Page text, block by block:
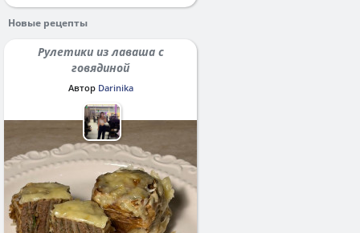
Новые рецепты
Рулетики из лаваша с
говядиной
Автор Darinika